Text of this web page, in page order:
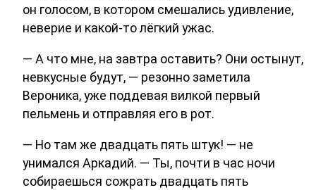
он голосом, в котором смешались удивление,
неверие и какой-то лёгкий ужас.
— А что мне, на завтра оставить? Они остынут,
невкусные будут, — резонно заметила
Вероника, уже поддевая вилкой первый
пельмень и отправляя его в рот.
— Но там же двадцать пять штук! — не
унимался Аркадий. — Ты, почти в час ночи
собираешься сожрать двадцать пять